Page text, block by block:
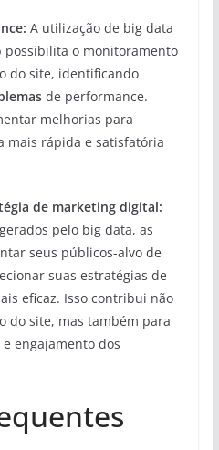
A utilização de big data
possibilita o monitoramento
do site, identificando
de performance.
melhorias para
mais rápida e satisfatória
de marketing digital:
pelo big data, as
seus públicos-alvo de
suas estratégias de
eficaz. Isso contribui não
do site, mas também para
engajamento dos